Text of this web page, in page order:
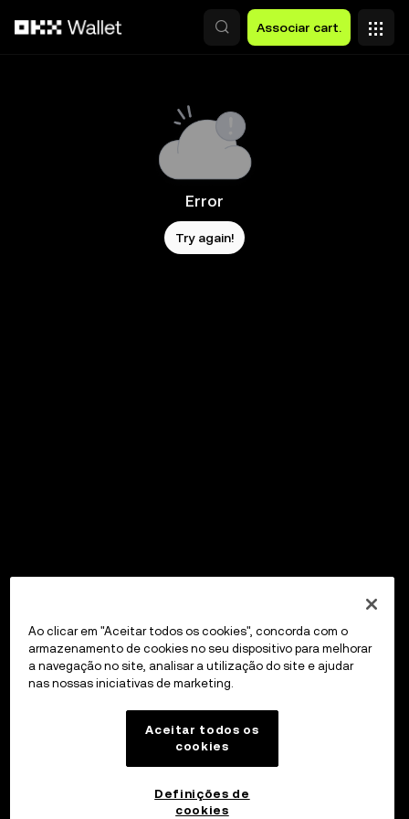
Associar cart.
Error
Try again!
Ao clicar em "Aceitar todos os cookies", concorda com o
armazenamento de cookies no seu dispositivo para melhorar
a navegação no site, analisar a utilização do site e ajudar
nas nossas iniciativas de marketing.
Aceitar todos os
cookies
Definições de
cookies